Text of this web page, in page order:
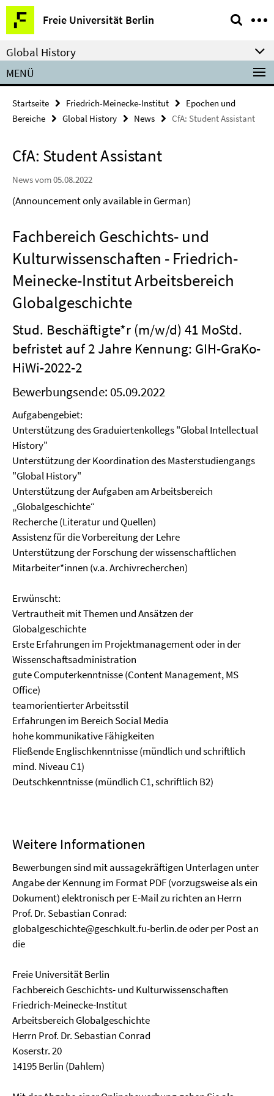
Springe
direkt
zu
Inhalt
Freie Universität Berlin
Service-
Navigation
Global History
MENÜ
Startseite Friedrich-Meinecke-Institut
Epochen und
Bereiche
Global History News CfA: Student Assistant
CfA: Student Assistant
News vom 05.08.2022
(Announcement only available in German)
Fachbereich Geschichts- und
Kulturwissenschaften - Friedrich-
Meinecke-Institut Arbeitsbereich
Globalgeschichte
Stud. Beschäftigte*r (m/w/d) 41 MoStd.
befristet auf 2 Jahre Kennung: GIH-GraKo-
HiWi-2022-2
Bewerbungsende: 05.09.2022
Aufgabengebiet:
Unterstützung des Graduiertenkollegs "Global Intellectual
History"
Unterstützung der Koordination des Masterstudiengangs
"Global History"
Unterstützung der Aufgaben am Arbeitsbereich
„Globalgeschichte“
Recherche (Literatur und Quellen)
Assistenz für die Vorbereitung der Lehre
Unterstützung der Forschung der wissenschaftlichen
Mitarbeiter*innen (v.a. Archivrecherchen)
Erwünscht:
Vertrautheit mit Themen und Ansätzen der
Globalgeschichte
Erste Erfahrungen im Projektmanagement oder in der
Wissenschaftsadministration
gute Computerkenntnisse (Content Management, MS
Office)
teamorientierter Arbeitsstil
Erfahrungen im Bereich Social Media
hohe kommunikative Fähigkeiten
Fließende Englischkenntnisse (mündlich und schriftlich
mind. Niveau C1)
Deutschkenntnisse (mündlich C1, schriftlich B2)
Weitere Informationen
Bewerbungen sind mit aussagekräftigen Unterlagen unter
Angabe der Kennung im Format PDF (vorzugsweise als ein
Dokument) elektronisch per E-Mail zu richten an Herrn
Prof. Dr. Sebastian Conrad:
globalgeschichte@geschkult.fu-berlin.de oder per Post an
die
Freie Universität Berlin
Fachbereich Geschichts- und Kulturwissenschaften
Friedrich-Meinecke-Institut
Arbeitsbereich Globalgeschichte
Herrn Prof. Dr. Sebastian Conrad
Koserstr. 20
14195 Berlin (Dahlem)